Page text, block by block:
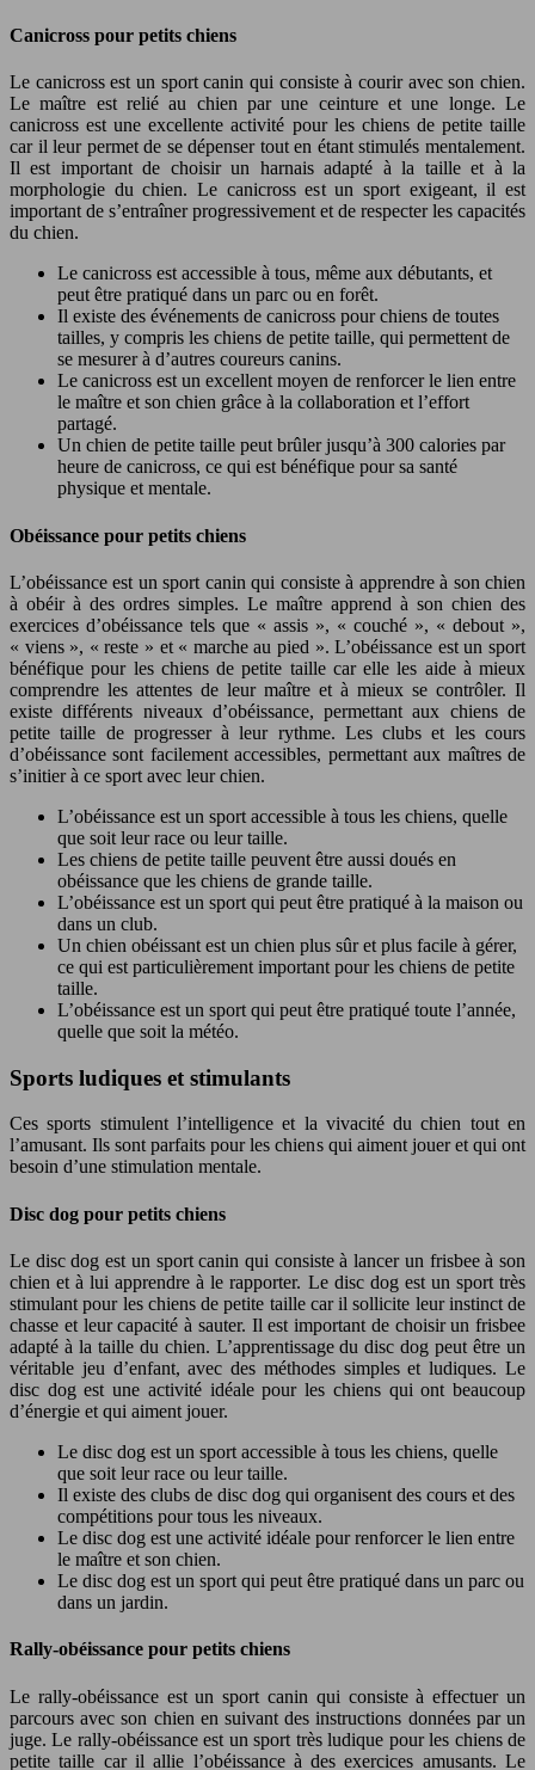
Canicross pour petits chiens
Le canicross est un sport canin qui consiste à courir avec son chien.
Le maître est relié au chien par une ceinture et une longe. Le
canicross est une excellente activité pour les chiens de petite taille
car il leur permet de se dépenser tout en étant stimulés mentalement.
Il est important de choisir un harnais adapté à la taille et à la
morphologie du chien. Le canicross est un sport exigeant, il est
important de s’entraîner progressivement et de respecter les capacités
du chien.
Le canicross est accessible à tous, même aux débutants, et
peut être pratiqué dans un parc ou en forêt.
Il existe des événements de canicross pour chiens de toutes
tailles, y compris les chiens de petite taille, qui permettent de
se mesurer à d’autres coureurs canins.
Le canicross est un excellent moyen de renforcer le lien entre
le maître et son chien grâce à la collaboration et l’effort
partagé.
Un chien de petite taille peut brûler jusqu’à 300 calories par
heure de canicross, ce qui est bénéfique pour sa santé
physique et mentale.
Obéissance pour petits chiens
L’obéissance est un sport canin qui consiste à apprendre à son chien
à obéir à des ordres simples. Le maître apprend à son chien des
exercices d’obéissance tels que « assis », « couché », « debout »,
« viens », « reste » et « marche au pied ». L’obéissance est un sport
bénéfique pour les chiens de petite taille car elle les aide à mieux
comprendre les attentes de leur maître et à mieux se contrôler. Il
existe différents niveaux d’obéissance, permettant aux chiens de
petite taille de progresser à leur rythme. Les clubs et les cours
d’obéissance sont facilement accessibles, permettant aux maîtres de
s’initier à ce sport avec leur chien.
L’obéissance est un sport accessible à tous les chiens, quelle
que soit leur race ou leur taille.
Les chiens de petite taille peuvent être aussi doués en
obéissance que les chiens de grande taille.
L’obéissance est un sport qui peut être pratiqué à la maison ou
dans un club.
Un chien obéissant est un chien plus sûr et plus facile à gérer,
ce qui est particulièrement important pour les chiens de petite
taille.
L’obéissance est un sport qui peut être pratiqué toute l’année,
quelle que soit la météo.
Sports ludiques et stimulants
Ces sports stimulent l’intelligence et la vivacité du chien tout en
l’amusant. Ils sont parfaits pour les chiens qui aiment jouer et qui ont
besoin d’une stimulation mentale.
Disc dog pour petits chiens
Le disc dog est un sport canin qui consiste à lancer un frisbee à son
chien et à lui apprendre à le rapporter. Le disc dog est un sport très
stimulant pour les chiens de petite taille car il sollicite leur instinct de
chasse et leur capacité à sauter. Il est important de choisir un frisbee
adapté à la taille du chien. L’apprentissage du disc dog peut être un
véritable jeu d’enfant, avec des méthodes simples et ludiques. Le
disc dog est une activité idéale pour les chiens qui ont beaucoup
d’énergie et qui aiment jouer.
Le disc dog est un sport accessible à tous les chiens, quelle
que soit leur race ou leur taille.
Il existe des clubs de disc dog qui organisent des cours et des
compétitions pour tous les niveaux.
Le disc dog est une activité idéale pour renforcer le lien entre
le maître et son chien.
Le disc dog est un sport qui peut être pratiqué dans un parc ou
dans un jardin.
Rally-obéissance pour petits chiens
Le rally-obéissance est un sport canin qui consiste à effectuer un
parcours avec son chien en suivant des instructions données par un
juge. Le rally-obéissance est un sport très ludique pour les chiens de
petite taille car il allie l’obéissance à des exercices amusants. Le